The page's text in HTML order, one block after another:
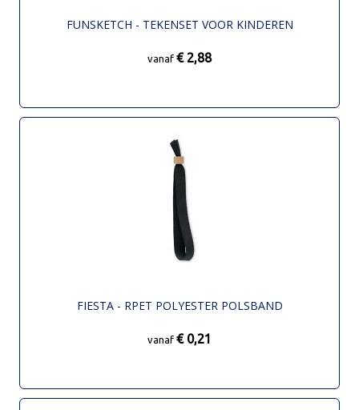
FUNSKETCH - TEKENSET VOOR KINDEREN
vanaf € 2,88
FIESTA - RPET POLYESTER POLSBAND
vanaf € 0,21